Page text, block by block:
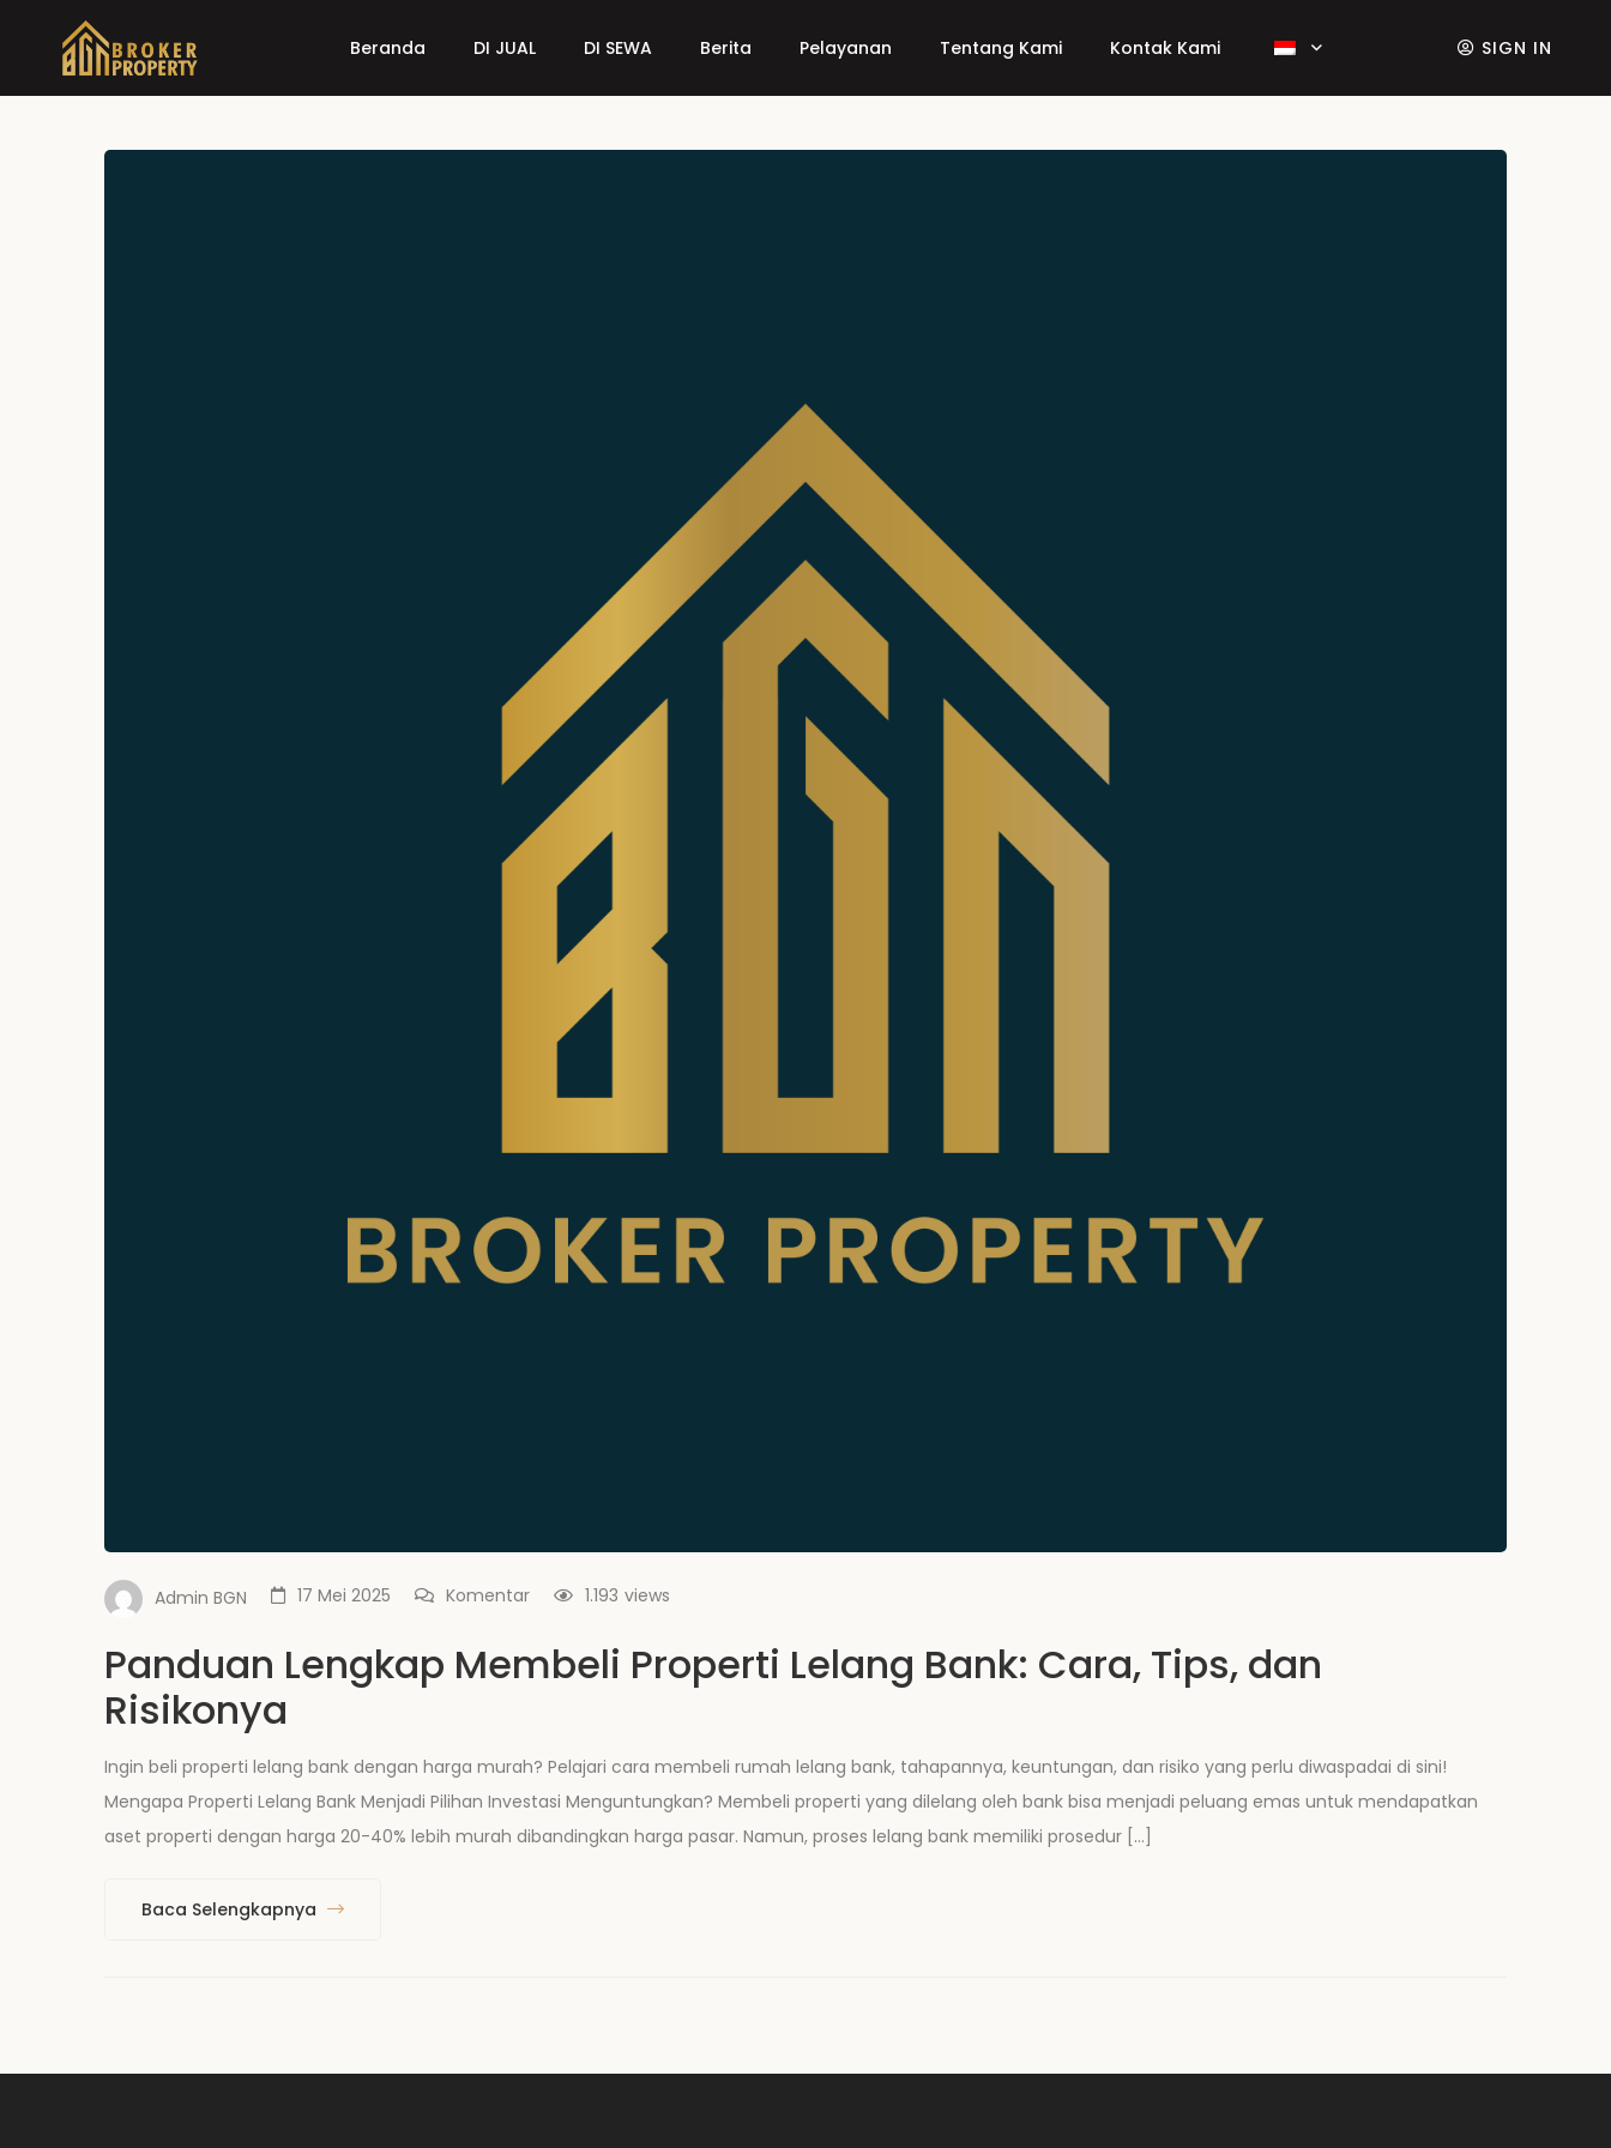
Beranda DI JUAL DI SEWA Berita Pelayanan Tentang Kami Kontak Kami SIGN IN
Admin BGN 17 Mei 2025 Komentar views
1.193
Panduan Lengkap Membeli Properti Lelang Bank: Cara, Tips, dan
Risikonya
Ingin beli properti lelang bank dengan harga murah? Pelajari cara membeli rumah lelang bank, tahapannya, keuntungan, dan risiko yang perlu diwaspadai di sini!
Mengapa Properti Lelang Bank Menjadi Pilihan Investasi Menguntungkan? Membeli properti yang dilelang oleh bank bisa menjadi peluang emas untuk mendapatkan
aset properti dengan harga 20-40% lebih murah dibandingkan harga pasar. Namun, proses lelang bank memiliki prosedur […]
Baca Selengkapnya